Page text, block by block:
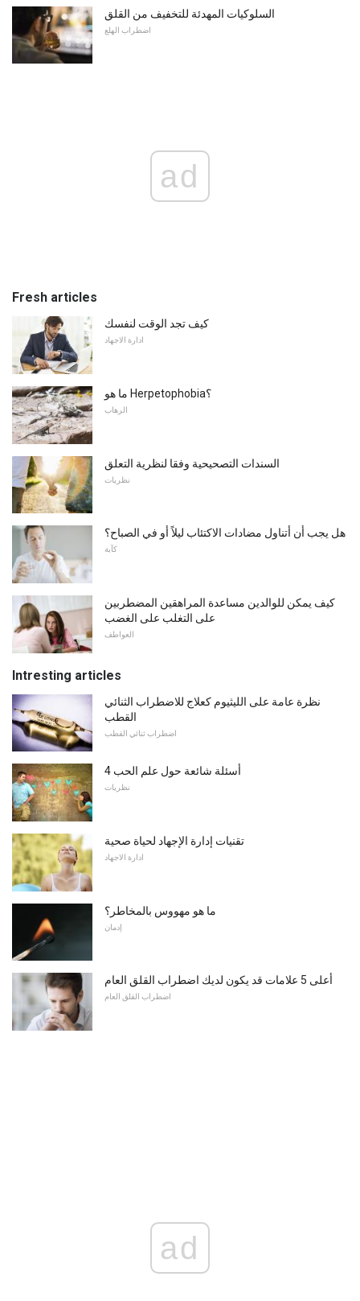
السلوكيات المهدئة للتخفيف من القلق
اضطراب الهلع
ad
Fresh articles
كيف تجد الوقت لنفسك
ادارة الاجهاد
ما هو Herpetophobia؟
الرهاب
السندات التصحيحية وفقا لنظرية التعلق
نظريات
هل يجب أن أتناول مضادات الاكتئاب ليلاً أو في الصباح؟
كآبة
كيف يمكن للوالدين مساعدة المراهقين المضطربين
على التغلب على الغضب
العواطف
Intresting articles
نظرة عامة على الليثيوم كعلاج للاضطراب الثنائي
القطب
اضطراب ثنائي القطب
4 أسئلة شائعة حول علم الحب
نظريات
تقنيات إدارة الإجهاد لحياة صحية
ادارة الاجهاد
ما هو مهووس بالمخاطر؟
إدمان
أعلى 5 علامات قد يكون لديك اضطراب القلق العام
اضطراب القلق العام
ad